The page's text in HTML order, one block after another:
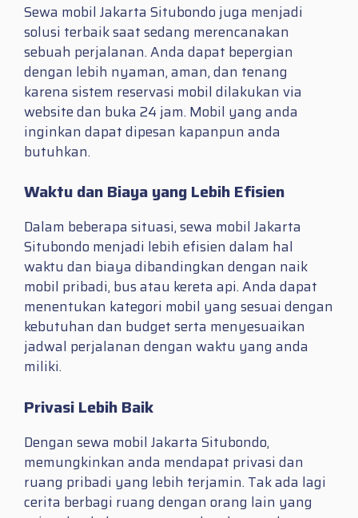
Sewa mobil Jakarta Situbondo juga menjadi
solusi terbaik saat sedang merencanakan
sebuah perjalanan. Anda dapat bepergian
dengan lebih nyaman, aman, dan tenang
karena sistem reservasi mobil dilakukan via
website dan buka 24 jam. Mobil yang anda
inginkan dapat dipesan kapanpun anda
butuhkan.
Waktu dan Biaya yang Lebih Efisien
Dalam beberapa situasi, sewa mobil Jakarta
Situbondo menjadi lebih efisien dalam hal
waktu dan biaya dibandingkan dengan naik
mobil pribadi, bus atau kereta api. Anda dapat
menentukan kategori mobil yang sesuai dengan
kebutuhan dan budget serta menyesuaikan
jadwal perjalanan dengan waktu yang anda
miliki.
Privasi Lebih Baik
Dengan sewa mobil Jakarta Situbondo,
memungkinkan anda mendapat privasi dan
ruang pribadi yang lebih terjamin. Tak ada lagi
cerita berbagi ruang dengan orang lain yang